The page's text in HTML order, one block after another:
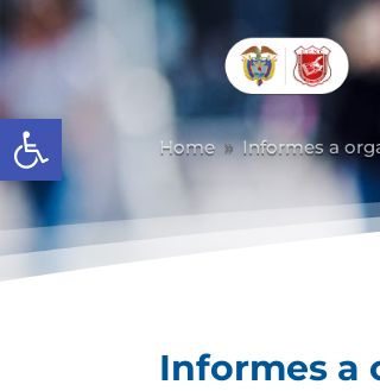
Abrir barra de herramientas
Home 9 Informes a
Informes a